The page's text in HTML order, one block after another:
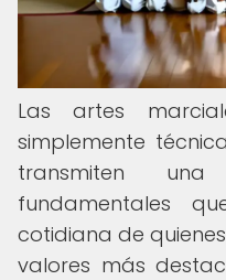
Las artes
simplemente
transmiten
fundamentales
cotidiana de
valores más